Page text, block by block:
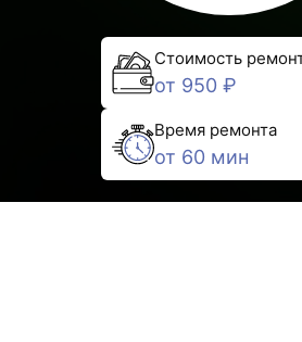
Стоимость
от 950 ₽
Время ремонта
от 60 мин